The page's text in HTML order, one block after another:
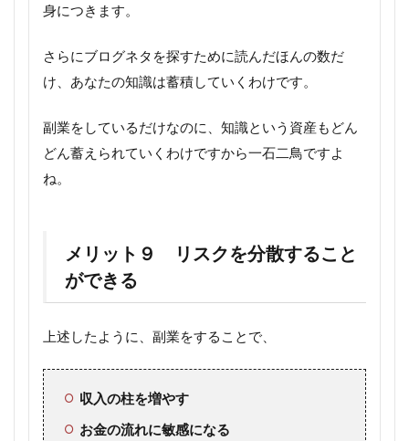
身につきます。
さらにブログネタを探すために読んだほんの数だ
け、あなたの知識は蓄積していくわけです。
副業をしているだけなのに、知識という資産もどん
どん蓄えられていくわけですから一石二鳥ですよ
ね。
メリット９ リスクを分散すること
ができる
上述したように、副業をすることで、
収入の柱を増やす
お金の流れに敏感になる